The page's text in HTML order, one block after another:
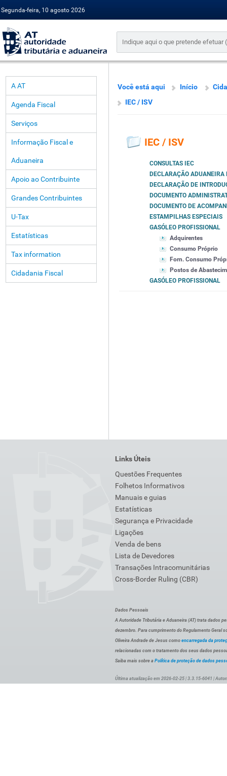
Segunda-feira, 10 agosto 2026
A AT
Agenda Fiscal
Serviços
Informação Fiscal e
Aduaneira
Apoio ao Contribuinte
Grandes Contribuintes
U-Tax
Estatísticas
Tax information
Cidadania Fiscal
Você está aqui Início
IEC / ISV
IEC / ISV
CONSULTAS IEC
DECLARAÇÃO
DECLARAÇÃO DE
DOCUMENTO
DOCUMENTO DE
ESTAMPILHAS ESPECIAIS
GASÓLEO PROFISSIONAL
Adquirentes
Consumo Próprio
Forn. Consumo
Postos de
GASÓLEO PROFISSIONAL
Links Úteis
Questões Frequentes
Folhetos Informativos
Manuais e guias
Estatísticas
Segurança e Privacidade
Ligações
Venda de bens
Lista de Devedores
Transações Intracomunitárias
Cross-Border Ruling (CBR)
Dados Pessoais
A Autoridade Tributária e Aduaneira (AT) trata dados
dezembro. Para cumprimento do Regulamento Geral
Oliveira Andrade de Jesus como encarregada da
relacionadas com o tratamento dos seus dados
Saiba mais sobre a Política de proteção de dados
Última atualização em 2026-02-25 | 3.3.15-6041 |